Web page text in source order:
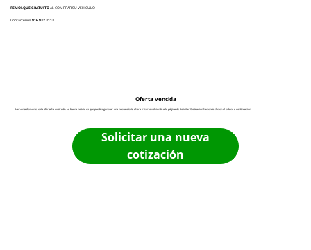
REMOLQUE GRATUITOAL COMPRAR SU VEHÍCULO
Contáctenos:916 932 3113
Oferta vencida
Lamentablemente, esta oferta ha expirado. La buena noticia es que puedes generar una nueva oferta ahora mismo volviendo a la página de Solicitar Cotización haciendo clic en el enlace a continuación:
Solicitar una nueva
cotización